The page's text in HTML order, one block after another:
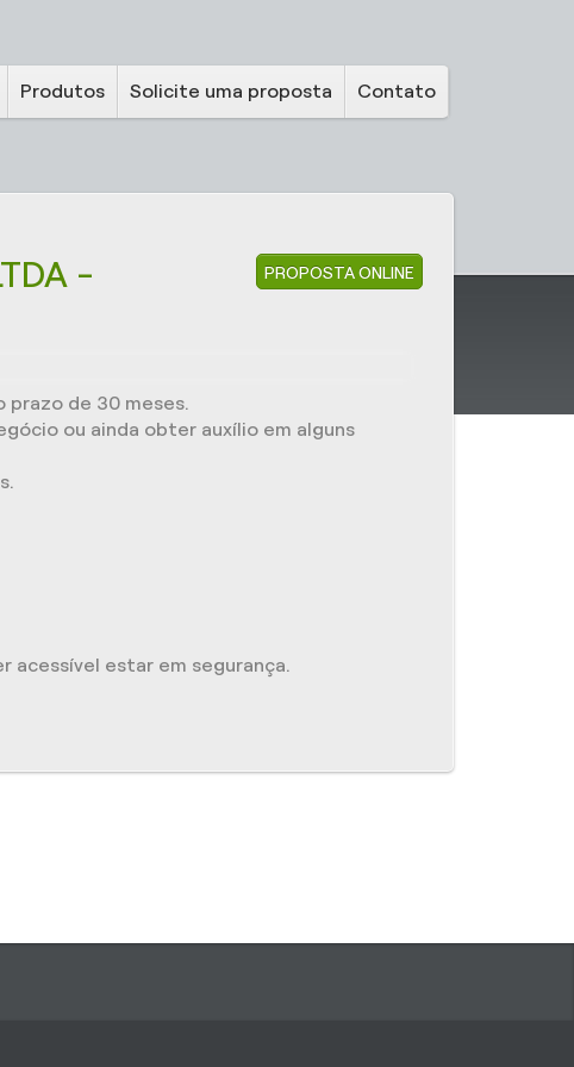
Produtos Solicite uma proposta Contato
PROPOSTA ONLINE
-
prazo de 30 meses.
ou ainda obter auxílio em alguns
acessível estar em segurança.